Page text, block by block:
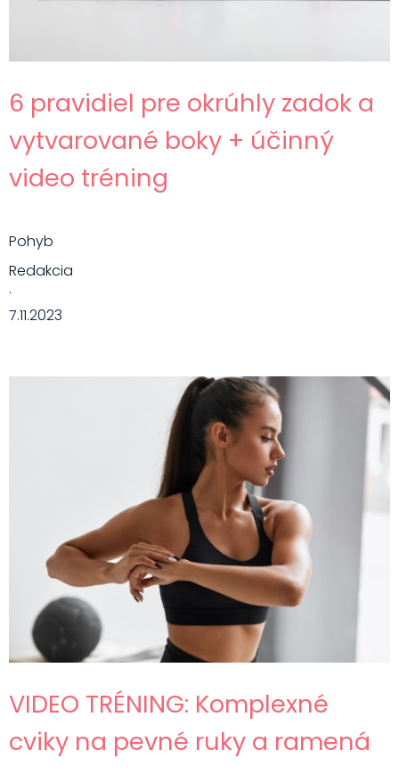
6 pravidiel pre okrúhly zadok a
vytvarované boky + účinný
video tréning
Pohyb
Redakcia
·
7.11.2023
VIDEO TRÉNING: Komplexné
cviky na pevné ruky a ramená